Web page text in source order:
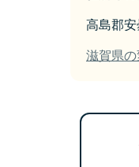
高島郡
滋賀県